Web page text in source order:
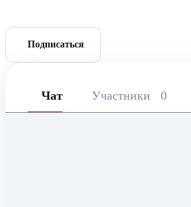
Подписаться
Чат Участники 0